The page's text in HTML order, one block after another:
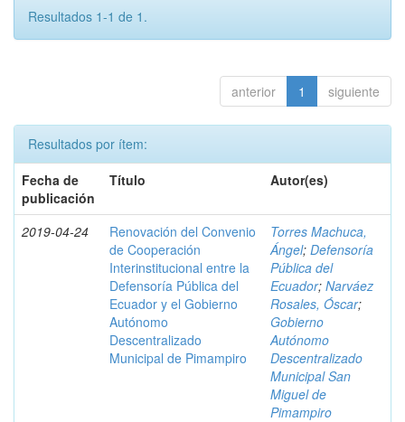
Resultados 1-1 de 1.
anterior 1 siguiente
Resultados por ítem:
Fecha de
publicación
Título Autor(es)
2019-04-24
Renovación del Convenio
de Cooperación
Interinstitucional entre la
Defensoría Pública del
Ecuador y el Gobierno
Autónomo
Descentralizado
Municipal de Pimampiro
Torres Machuca,
Ángel; Defensoría
Pública del
Ecuador; Narváez
Rosales, Óscar;
Gobierno
Autónomo
Descentralizado
Municipal San
Miguel de
Pimampiro